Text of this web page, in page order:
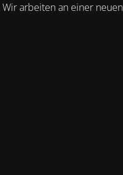
Wir arbeiten an einer